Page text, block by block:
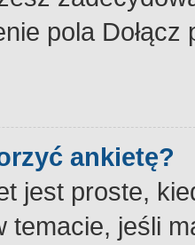
pola
ankietę?
jest proste,
temacie, jeśli